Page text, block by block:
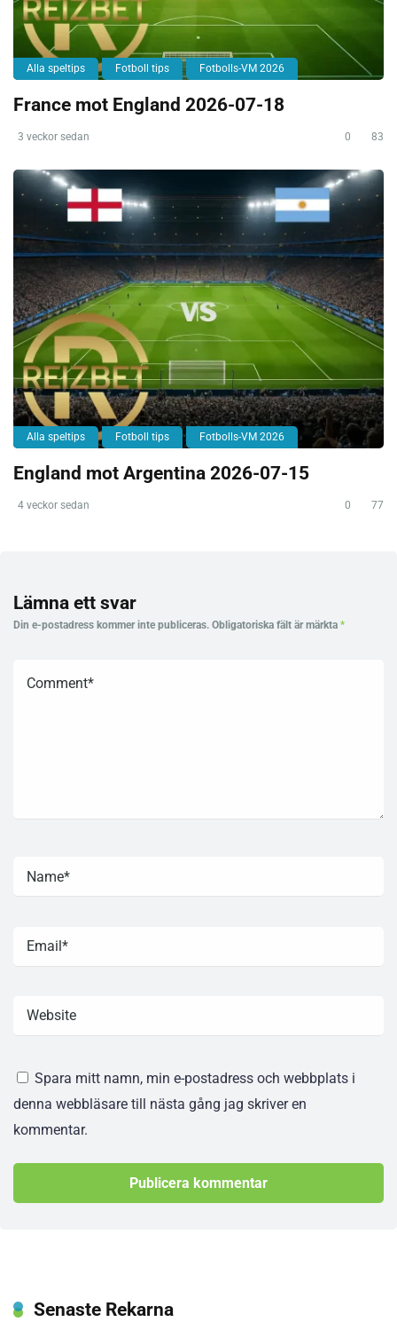
Alla speltips Fotboll tips Fotbolls-VM 2026
France mot England 2026-07-18
3 veckor sedan 0 83
Alla speltips Fotboll tips Fotbolls-VM 2026
England mot Argentina 2026-07-15
4 veckor sedan 0 77
Lämna ett svar
Din e-postadress kommer inte publiceras. Obligatoriska fält är märkta *
Spara mitt namn, min e-postadress och webbplats i
denna webbläsare till nästa gång jag skriver en
kommentar.
Senaste Rekarna